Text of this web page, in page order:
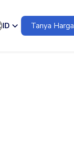
ID Tanya Harga